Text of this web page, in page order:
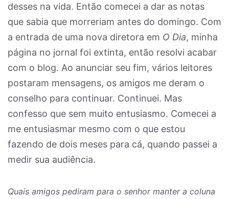
desses na vida. Então comecei a dar as notas
que sabia que morreriam antes do domingo. Com
a entrada de uma nova diretora em O Dia, minha
página no jornal foi extinta, então resolvi acabar
com o blog. Ao anunciar seu fim, vários leitores
postaram mensagens, os amigos me deram o
conselho para continuar. Continuei. Mas
confesso que sem muito entusiasmo. Comecei a
me entusiasmar mesmo com o que estou
fazendo de dois meses para cá, quando passei a
medir sua audiência.
Quais amigos pediram para o senhor manter a coluna